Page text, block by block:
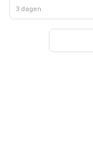
3 dagen